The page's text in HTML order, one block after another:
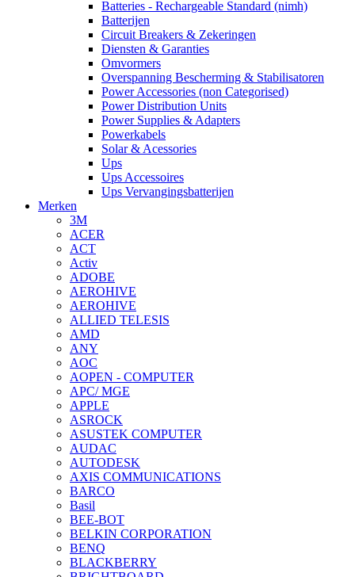
Batteries - Rechargeable Standard (nimh)
Batterijen
Circuit Breakers & Zekeringen
Diensten & Garanties
Omvormers
Overspanning Bescherming & Stabilisatoren
Power Accessories (non Categorised)
Power Distribution Units
Power Supplies & Adapters
Powerkabels
Solar & Acessories
Ups
Ups Accessoires
Ups Vervangingsbatterijen
Merken
3M
ACER
ACT
Activ
ADOBE
AEROHIVE
AEROHIVE
ALLIED TELESIS
AMD
ANY
AOC
AOPEN - COMPUTER
APC/ MGE
APPLE
ASROCK
ASUSTEK COMPUTER
AUDAC
AUTODESK
AXIS COMMUNICATIONS
BARCO
Basil
BEE-BOT
BELKIN CORPORATION
BENQ
BLACKBERRY